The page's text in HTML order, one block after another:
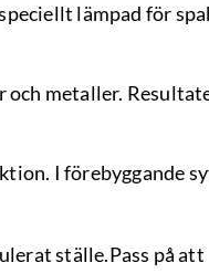
lämpad för
och metaller.
I förebyggande
ställe.Pass på att